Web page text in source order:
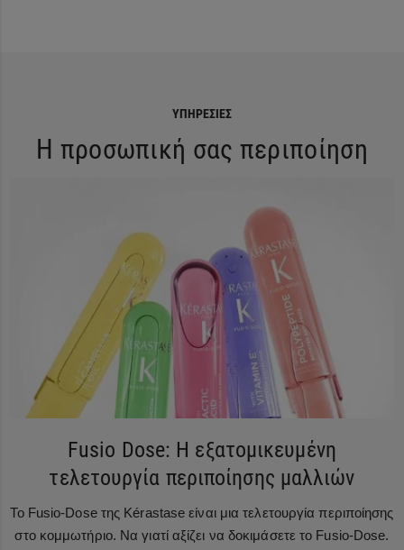
ΥΠΗΡΕΣΊΕΣ
Η προσωπική σας περιποίηση
Fusio Dose: Η εξατομικευμένη
τελετουργία περιποίησης μαλλιών
Το Fusio-Dose της Kérastase είναι μια τελετουργία περιποίησης
στο κομμωτήριο. Να γιατί αξίζει να δοκιμάσετε το Fusio-Dose.